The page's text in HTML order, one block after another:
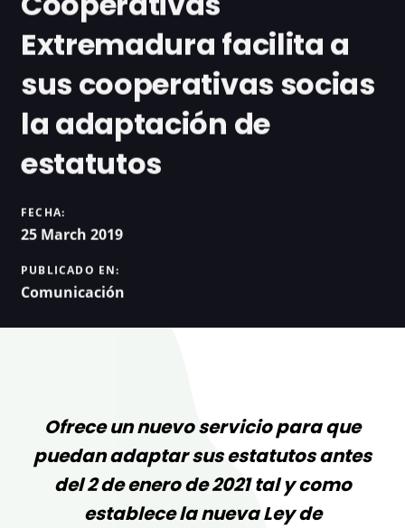
Extremadura facilita a
sus cooperativas socias
la adaptación de
estatutos
FECHA:
25 March 2019
PUBLICADO EN:
Comunicación
Ofrece un nuevo servicio para que
puedan adaptar sus estatutos antes
del 2 de enero de 2021 tal y como
establece la nueva Ley de